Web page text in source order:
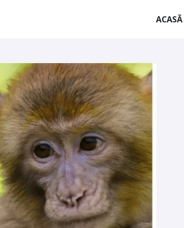
ACASĂ